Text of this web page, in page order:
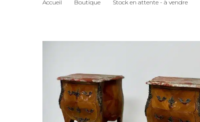
Accueil Boutique Stock en attente - à vendre